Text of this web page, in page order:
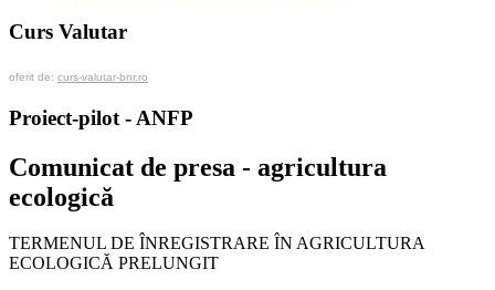
Curs Valutar
oferit de: curs-valutar-bnr.ro
Proiect-pilot - ANFP
Comunicat de presa - agricultura
ecologică
TERMENUL DE ÎNREGISTRARE ÎN AGRICULTURA
ECOLOGICĂ PRELUNGIT